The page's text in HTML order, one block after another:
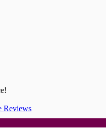
Reviews